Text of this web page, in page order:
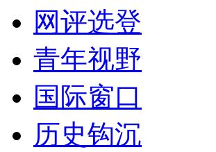
网评选登
青年视野
国际窗口
历史钩沉